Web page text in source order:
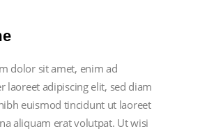
dolor sit amet, enim ad
laoreet adipiscing elit, sed diam
euismod tincidunt ut laoreet
aliquam erat volutpat. Ut wisi